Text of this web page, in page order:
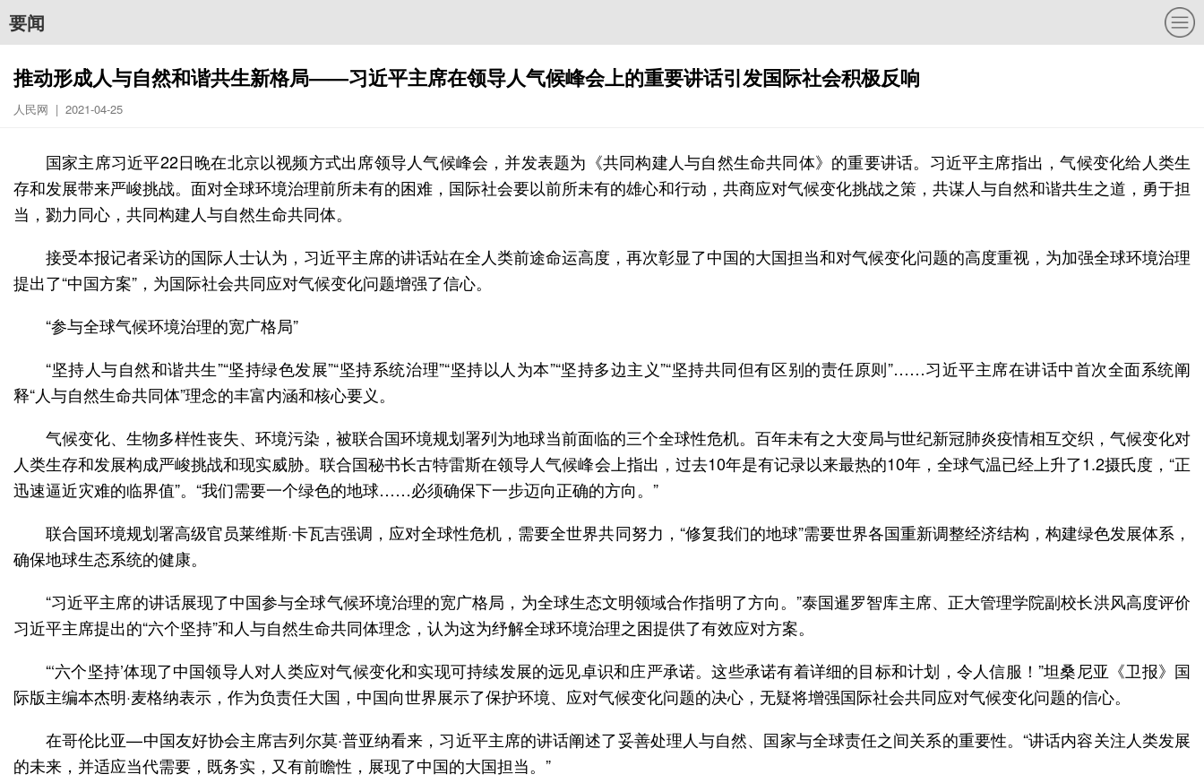
要闻
推动形成人与自然和谐共生新格局——习近平主席在领导人气候峰会上的重要讲话引发国际社会积极反响
人民网 | 2021-04-25
国家主席习近平22日晚在北京以视频方式出席领导人气候峰会，并发表题为《共同构建人与自然生命共同体》的重要讲话。习近平主席指出，气候变化给人类生
存和发展带来严峻挑战。面对全球环境治理前所未有的困难，国际社会要以前所未有的雄心和行动，共商应对气候变化挑战之策，共谋人与自然和谐共生之道，勇于担
当，勠力同心，共同构建人与自然生命共同体。
接受本报记者采访的国际人士认为，习近平主席的讲话站在全人类前途命运高度，再次彰显了中国的大国担当和对气候变化问题的高度重视，为加强全球环境治理
提出了“中国方案”，为国际社会共同应对气候变化问题增强了信心。
“参与全球气候环境治理的宽广格局”
“坚持人与自然和谐共生”“坚持绿色发展”“坚持系统治理”“坚持以人为本”“坚持多边主义”“坚持共同但有区别的责任原则”……习近平主席在讲话中首次全面系统阐
释“人与自然生命共同体”理念的丰富内涵和核心要义。
气候变化、生物多样性丧失、环境污染，被联合国环境规划署列为地球当前面临的三个全球性危机。百年未有之大变局与世纪新冠肺炎疫情相互交织，气候变化对
人类生存和发展构成严峻挑战和现实威胁。联合国秘书长古特雷斯在领导人气候峰会上指出，过去10年是有记录以来最热的10年，全球气温已经上升了1.2摄氏度，“正
迅速逼近灾难的临界值”。“我们需要一个绿色的地球……必须确保下一步迈向正确的方向。”
联合国环境规划署高级官员莱维斯·卡瓦吉强调，应对全球性危机，需要全世界共同努力，“修复我们的地球”需要世界各国重新调整经济结构，构建绿色发展体系，
确保地球生态系统的健康。
“习近平主席的讲话展现了中国参与全球气候环境治理的宽广格局，为全球生态文明领域合作指明了方向。”泰国暹罗智库主席、正大管理学院副校长洪风高度评价
习近平主席提出的“六个坚持”和人与自然生命共同体理念，认为这为纾解全球环境治理之困提供了有效应对方案。
“‘六个坚持’体现了中国领导人对人类应对气候变化和实现可持续发展的远见卓识和庄严承诺。这些承诺有着详细的目标和计划，令人信服！”坦桑尼亚《卫报》国
际版主编本杰明·麦格纳表示，作为负责任大国，中国向世界展示了保护环境、应对气候变化问题的决心，无疑将增强国际社会共同应对气候变化问题的信心。
在哥伦比亚—中国友好协会主席吉列尔莫·普亚纳看来，习近平主席的讲话阐述了妥善处理人与自然、国家与全球责任之间关系的重要性。“讲话内容关注人类发展
的未来，并适应当代需要，既务实，又有前瞻性，展现了中国的大国担当。”